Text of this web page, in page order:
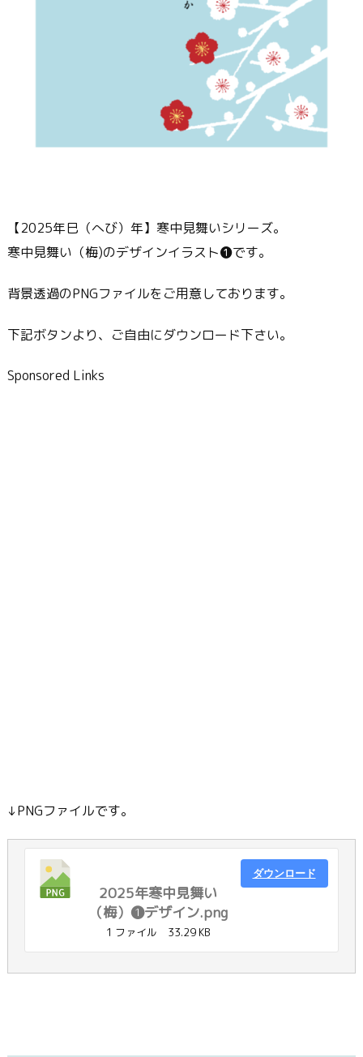
【2025年巳（へび）年】寒中見舞いシリーズ。
寒中見舞い（梅)のデザインイラスト❶です。
背景透過のPNGファイルをご用意しております。
下記ボタンより、ご自由にダウンロード下さい。
Sponsored Links
↓PNGファイルです。
2025年寒中見舞い
（梅）❶デザイン.png
1 ファイル 33.29 KB
ダウンロード